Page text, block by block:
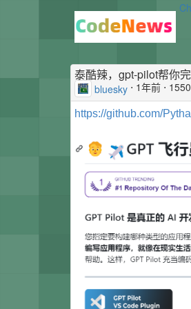
泰酷辣，gpt-pilot帮你
bluesky ⋅ 1年前 ⋅
https://github.com/